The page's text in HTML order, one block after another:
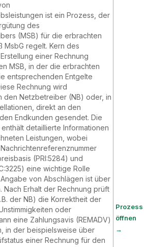
ist ein Prozess, der
des
(MSB) für die erbrachten
MsbG regelt. Kern des
einer Rechnung
MSB, in der die erbrachten
entsprechenden Entgelte
Rechnung wird
den Netzbetreiber (NB) oder, in
direkt an den
Endkunden gesendet. Die
detaillierte Informationen
Leistungen, wobei
(PRI:5284) und
eine wichtige Rolle
von Abschlägen ist über
Nach Erhalt der Rechnung prüft
der NB) die Korrektheit der
oder
eine Zahlungsavis (REMADV)
in der beispielsweise über
einer Rechnung für den
Prozess
öffnen
→